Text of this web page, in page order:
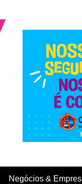
Negócios &